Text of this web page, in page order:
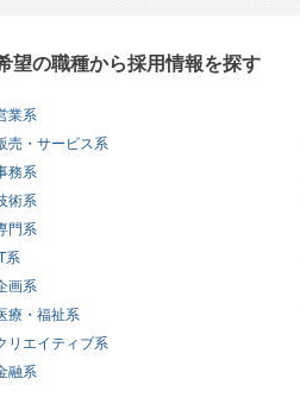
望の職種から採用情報を探す
業系
売・サービス系
務系
術系
門系
系
画系
療・福祉系
リエイティブ系
融系